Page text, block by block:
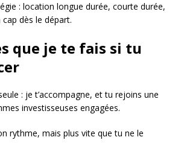
: location longue durée, courte durée,
dès le départ.
que je te fais si tu
: je t’accompagne, et tu rejoins une
investisseuses engagées.
rythme, mais plus vite que tu ne le